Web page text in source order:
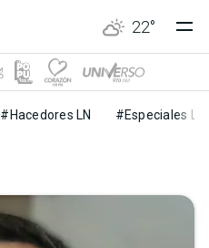
22°
#Hacedores LN #Especiales LN